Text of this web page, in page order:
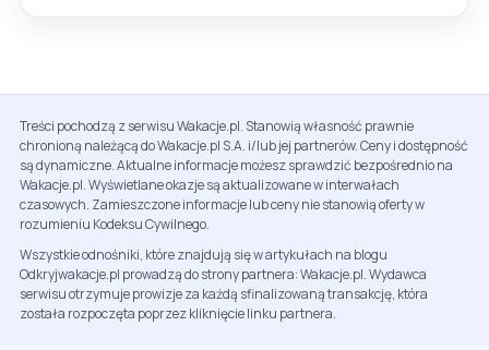
Treści pochodzą z serwisu Wakacje.pl. Stanowią własność prawnie
chronioną należącą do Wakacje.pl S.A. i/lub jej partnerów. Ceny i dostępność
są dynamiczne. Aktualne informacje możesz sprawdzić bezpośrednio na
Wakacje.pl. Wyświetlane okazje są aktualizowane w interwałach
czasowych. Zamieszczone informacje lub ceny nie stanowią oferty w
rozumieniu Kodeksu Cywilnego.
Wszystkie odnośniki, które znajdują się w artykułach na blogu
Odkryjwakacje.pl prowadzą do strony partnera: Wakacje.pl. Wydawca
serwisu otrzymuje prowizje za każdą sfinalizowaną transakcję, która
została rozpoczęta poprzez kliknięcie linku partnera.